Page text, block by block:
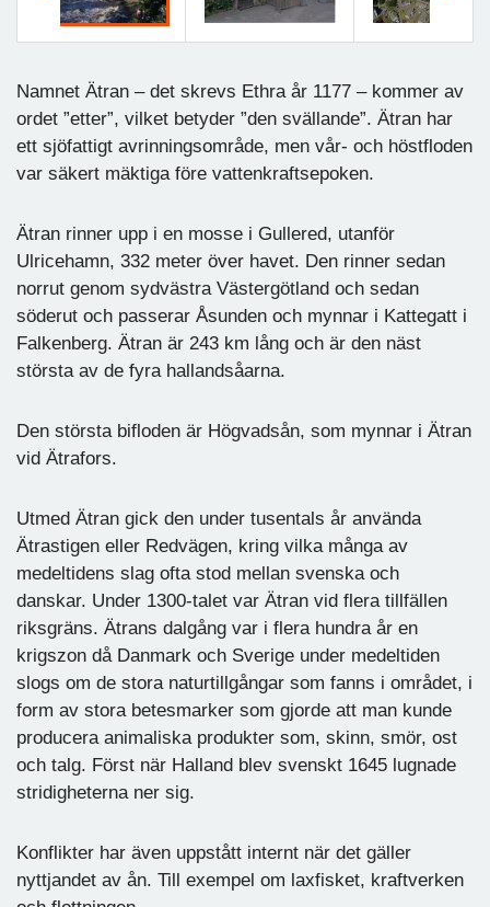
Namnet Ätran – det skrevs Ethra år 1177 – kommer av
ordet ”etter”, vilket betyder ”den svällande”. Ätran har
ett sjöfattigt avrinningsområde, men vår- och höstfloden
var säkert mäktiga före vattenkraftsepoken.
Ätran rinner upp i en mosse i Gullered, utanför
Ulricehamn, 332 meter över havet. Den rinner sedan
norrut genom sydvästra Västergötland och sedan
söderut och passerar Åsunden och mynnar i Kattegatt i
Falkenberg. Ätran är 243 km lång och är den näst
största av de fyra hallandsåarna.
Den största bifloden är Högvadsån, som mynnar i Ätran
vid Ätrafors.
Utmed Ätran gick den under tusentals år använda
Ätrastigen eller Redvägen, kring vilka många av
medeltidens slag ofta stod mellan svenska och
danskar. Under 1300-talet var Ätran vid flera tillfällen
riksgräns. Ätrans dalgång var i flera hundra år en
krigszon då Danmark och Sverige under medeltiden
slogs om de stora naturtillgångar som fanns i området, i
form av stora betesmarker som gjorde att man kunde
producera animaliska produkter som, skinn, smör, ost
och talg. Först när Halland blev svenskt 1645 lugnade
stridigheterna ner sig.
Konflikter har även uppstått internt när det gäller
nyttjandet av ån. Till exempel om laxfisket, kraftverken